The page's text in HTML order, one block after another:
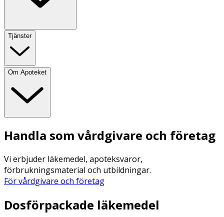
Tjänster
Om Apoteket
Handla som vårdgivare och företag
Vi erbjuder läkemedel, apoteksvaror,
förbrukningsmaterial och utbildningar.
För vårdgivare och företag
Dosförpackade läkemedel